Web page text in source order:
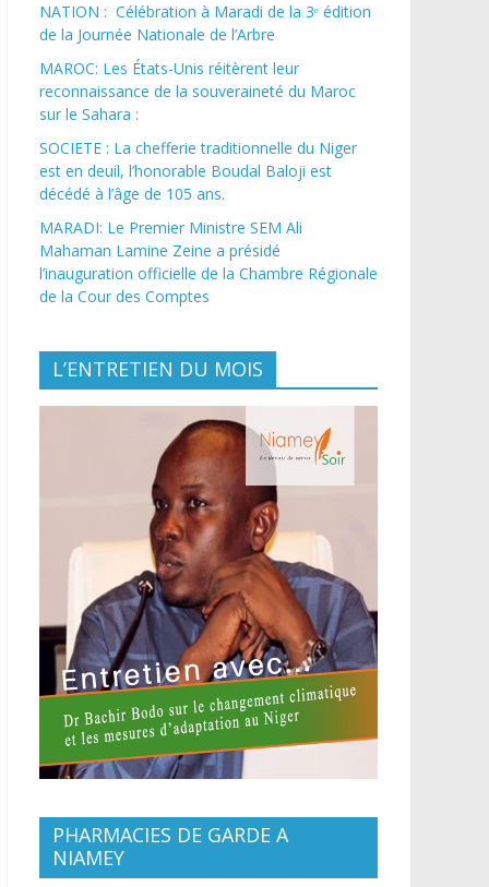
NATION : Célébration à Maradi de la 3ᵉ édition
de la Journée Nationale de l’Arbre
MAROC: Les États-Unis réitèrent leur
reconnaissance de la souveraineté du Maroc
sur le Sahara :
SOCIETE : La chefferie traditionnelle du Niger
est en deuil, l’honorable Boudal Baloji est
décédé à l’âge de 105 ans.
MARADI: Le Premier Ministre SEM Ali
Mahaman Lamine Zeine a présidé
l’inauguration officielle de la Chambre Régionale
de la Cour des Comptes
L’ENTRETIEN DU MOIS
PHARMACIES DE GARDE A
NIAMEY